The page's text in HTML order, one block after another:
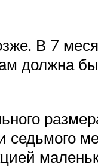
В 7
должна